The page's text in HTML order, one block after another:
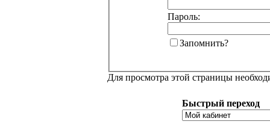
Пароль:
Запомнить?
Для просмотра этой страницы
Быстрый переход